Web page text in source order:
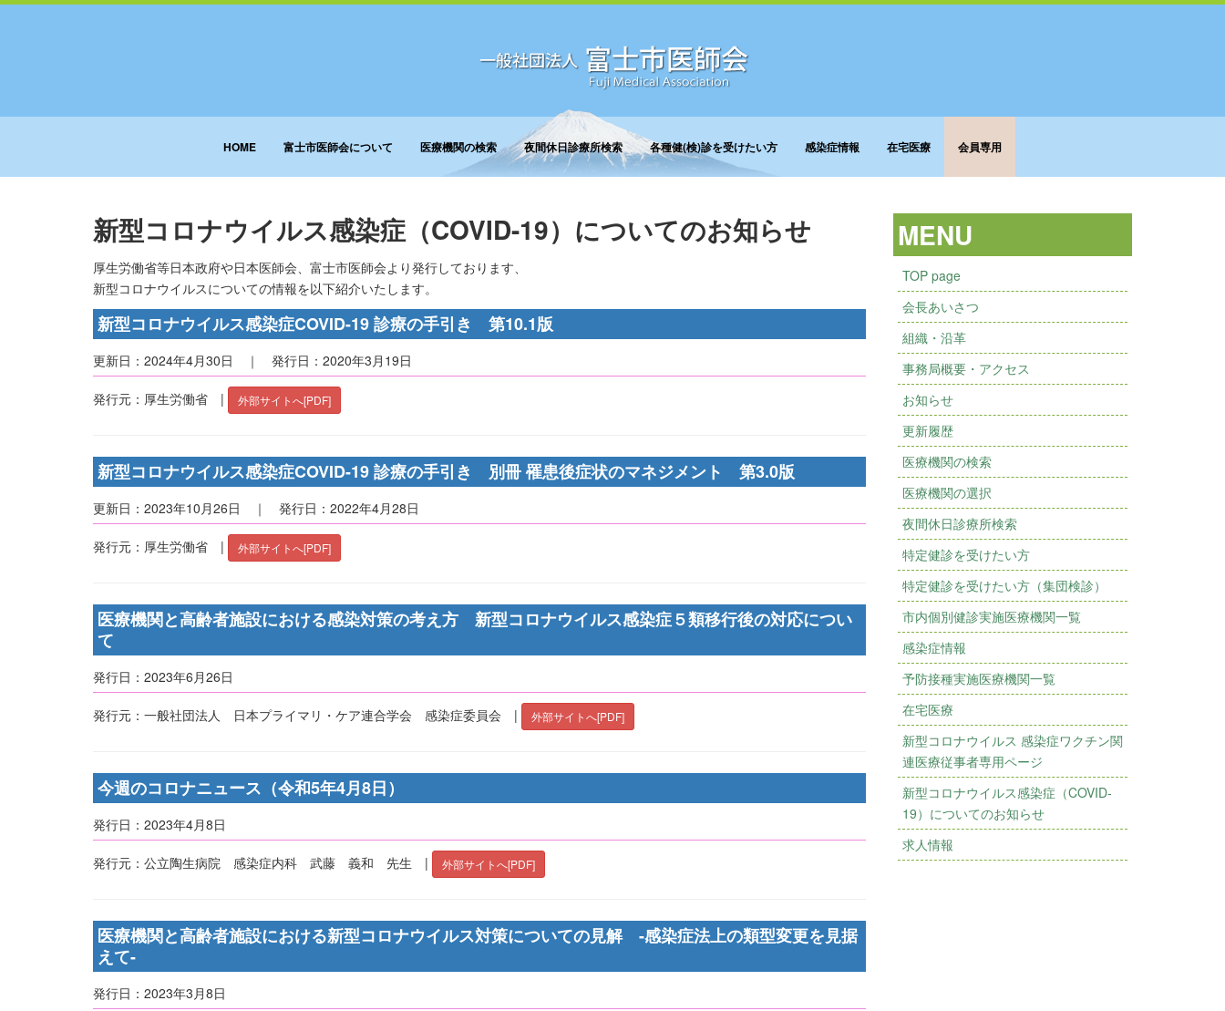
HOME 富士市医師会について 医療機関の検索 夜間休日診療所検索 各種健(検)診を受けたい方 感染症情報 在宅医療 会員専用
新型コロナウイルス感染症（COVID-19）についてのお知らせ
厚生労働省等日本政府や日本医師会、富士市医師会より発行しております、
新型コロナウイルスについての情報を以下紹介いたします。
新型コロナウイルス感染症COVID-19 診療の手引き 第10.1版
更新日：2024年4月30日 ｜ 発行日：2020年3月19日
発行元：厚生労働省 | 外部サイトへ[PDF]
新型コロナウイルス感染症COVID-19 診療の手引き 別冊 罹患後症状のマネジメント 第3.0版
更新日：2023年10月26日 ｜ 発行日：2022年4月28日
発行元：厚生労働省 | 外部サイトへ[PDF]
医療機関と高齢者施設における感染対策の考え方 新型コロナウイルス感染症５類移行後の対応につい
て
発行日：2023年6月26日
発行元：一般社団法人 日本プライマリ・ケア連合学会 感染症委員会 | 外部サイトへ[PDF]
今週のコロナニュース（令和5年4月8日）
発行日：2023年4月8日
発行元：公立陶生病院 感染症内科 武藤 義和 先生 | 外部サイトへ[PDF]
医療機関と高齢者施設における新型コロナウイルス対策についての見解 -感染症法上の類型変更を見据
えて-
発行日：2023年3月8日
MENU
TOP page
会長あいさつ
組織・沿革
事務局概要・アクセス
お知らせ
更新履歴
医療機関の検索
医療機関の選択
夜間休日診療所検索
特定健診を受けたい方
特定健診を受けたい方（集団検診）
市内個別健診実施医療機関一覧
感染症情報
予防接種実施医療機関一覧
在宅医療
新型コロナウイルス 感染症ワクチン関
連医療従事者専用ページ
新型コロナウイルス感染症（COVID-
19）についてのお知らせ
求人情報